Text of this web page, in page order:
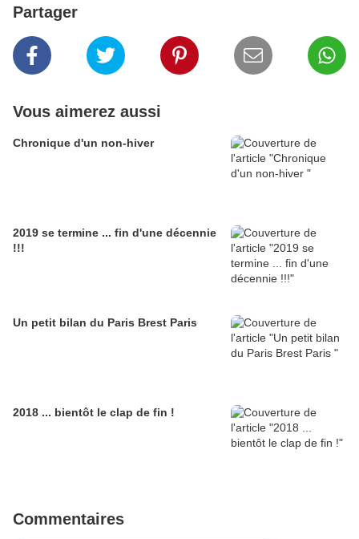
Partager
Vous aimerez aussi
Chronique d'un non-hiver
2019 se termine ... fin d'une décennie
!!!
Un petit bilan du Paris Brest Paris
2018 ... bientôt le clap de fin !
Commentaires